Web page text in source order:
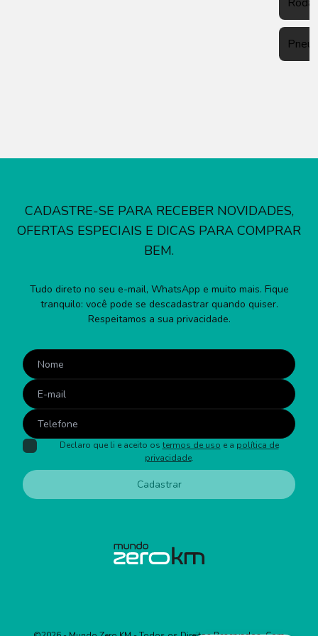
Pneu
CADASTRE-SE PARA RECEBER NOVIDADES,
OFERTAS ESPECIAIS E DICAS PARA COMPRAR
BEM.
Tudo direto no seu e-mail, WhatsApp e muito mais. Fique
tranquilo: você pode se descadastrar quando quiser.
Respeitamos a sua privacidade.
Declaro que li e aceito os termos de uso e a política de
privacidade.
Cadastrar